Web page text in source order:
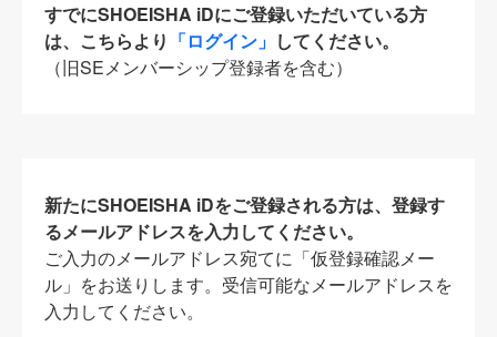
すでにSHOEISHA iDにご登録いただいている方
は、こちらより 「ログイン」 してください。
（旧SEメンバーシップ登録者を含む）
新たにSHOEISHA iDをご登録される方は、登録す
るメールアドレスを入力してください。
ご入力のメールアドレス宛てに「仮登録確認メー
ル」をお送りします。受信可能なメールアドレスを
入力してください。